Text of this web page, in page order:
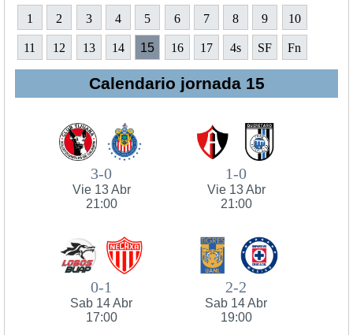
1 2 3 4 5 6 7 8 9 10
11 12 13 14 15 16 17 4s SF Fn
Calendario jornada 15
3-0
Vie 13 Abr
21:00
1-0
Vie 13 Abr
21:00
0-1
Sab 14 Abr
17:00
2-2
Sab 14 Abr
19:00